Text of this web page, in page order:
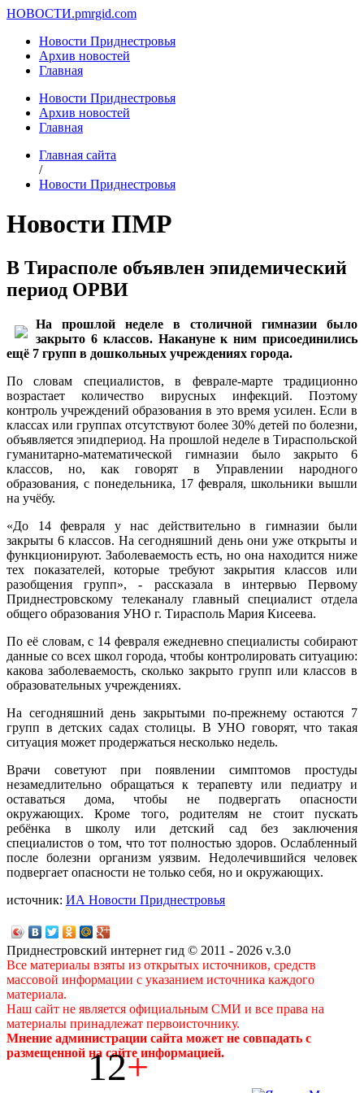
НОВОСТИ.pmrgid.com
Новости Приднестровья
Архив новостей
Главная
Новости Приднестровья
Архив новостей
Главная
Главная сайта
/
Новости Приднестровья
Новости ПМР
В Тирасполе объявлен эпидемический
период ОРВИ
На прошлой неделе в столичной гимназии было
закрыто 6 классов. Накануне к ним присоединились
ещё 7 групп в дошкольных учреждениях города.
По словам специалистов, в феврале-марте традиционно
возрастает количество вирусных инфекций. Поэтому
контроль учреждений образования в это время усилен. Если в
классах или группах отсутствуют более 30% детей по болезни,
объявляется эпидпериод. На прошлой неделе в Тираспольской
гуманитарно-математической гимназии было закрыто 6
классов, но, как говорят в Управлении народного
образования, с понедельника, 17 февраля, школьники вышли
на учёбу.
«До 14 февраля у нас действительно в гимназии были
закрыты 6 классов. На сегодняшний день они уже открыты и
функционируют. Заболеваемость есть, но она находится ниже
тех показателей, которые требуют закрытия классов или
разобщения групп», - рассказала в интервью Первому
Приднестровскому телеканалу главный специалист отдела
общего образования УНО г. Тирасполь Мария Кисеева.
По её словам, с 14 февраля ежедневно специалисты собирают
данные со всех школ города, чтобы контролировать ситуацию:
какова заболеваемость, сколько закрыто групп или классов в
образовательных учреждениях.
На сегодняшний день закрытыми по-прежнему остаются 7
групп в детских садах столицы. В УНО говорят, что такая
ситуация может продержаться несколько недель.
Врачи советуют при появлении симптомов простуды
незамедлительно обращаться к терапевту или педиатру и
оставаться дома, чтобы не подвергать опасности
окружающих. Кроме того, родителям не стоит пускать
ребёнка в школу или детский сад без заключения
специалистов о том, что тот полностью здоров. Ослабленный
после болезни организм уязвим. Недолечившийся человек
подвергает опасности не только себя, но и окружающих.
источник: ИА Новости Приднестровья
Приднестровский интернет гид © 2011 - 2026 v.3.0
Все материалы взяты из открытых источников, средств
массовой информации с указанием источника каждого
материала.
Наш сайт не является официальным СМИ и все права на
материалы принадлежат первоисточнику.
Мнение администрации сайта может не совпадать с
размещенной на сайте информацией.
12+